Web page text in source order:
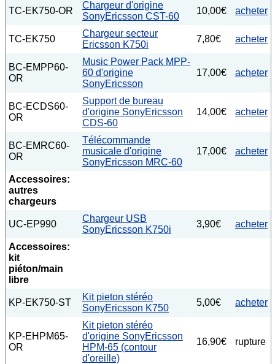
TC-EK750-OR
Chargeur d'origine
SonyEricsson CST-60
10,00€ acheter
TC-EK750
Chargeur secteur
Ericsson K750i
7,80€ acheter
BC-EMPP60-
OR
Music Power Pack MPP-
60 d'origine
SonyEricsson
17,00€ acheter
BC-ECDS60-
OR
Support de bureau
d'origine SonyEricsson
CDS-60
14,00€ acheter
BC-EMRC60-
OR
Télécommande
musicale d'origine
SonyEricsson MRC-60
17,00€ acheter
Accessoires:
autres
chargeurs
UC-EP990
Chargeur USB
SonyEricsson K750i
3,90€ acheter
Accessoires:
kit
piéton/main
libre
KP-EK750-ST
Kit pieton stéréo
SonyEricsson K750
5,00€ acheter
KP-EHPM65-
OR
Kit pieton stéréo
d'origine SonyEricsson
HPM-65 (contour
d'oreille)
16,90€ rupture